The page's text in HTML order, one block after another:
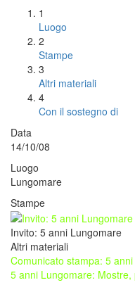
1
Luogo
2
Stampe
3
Altri materiali
4
Con il sostegno di
Data
14/10/08
Luogo
Lungomare
Stampe
Invito: 5 anni Lungomare
Altri materiali
Comunicato stampa: 5
5 anni Lungomare: